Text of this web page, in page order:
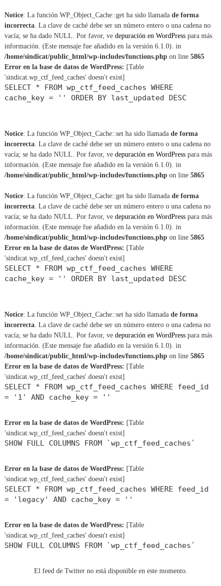
a
r
:
Notice: La función WP_Object_Cache::get ha sido llamada de forma
incorrecta. La clave de caché debe ser un número entero o una cadena no
vacía; se ha dado NULL. Por favor, ve depuración en WordPresspara más
información. (Este mensaje fue añadido en la versión 6.1.0). in
/home/sindicat/public_html/wp-includes/functions.phpon line 5865
Error en la base de datos de WordPress: [Table
'sindicat.wp_ctf_feed_caches' doesn't exist]
SELECT * FROM wp_ctf_feed_caches WHERE
cache_key = '' ORDER BY last_updated DESC
Notice: La función WP_Object_Cache::set ha sido llamada de forma
incorrecta. La clave de caché debe ser un número entero o una cadena no
vacía; se ha dado NULL. Por favor, ve depuración en WordPresspara más
información. (Este mensaje fue añadido en la versión 6.1.0). in
/home/sindicat/public_html/wp-includes/functions.phpon line 5865
Notice: La función WP_Object_Cache::get ha sido llamada de forma
incorrecta. La clave de caché debe ser un número entero o una cadena no
vacía; se ha dado NULL. Por favor, ve depuración en WordPresspara más
información. (Este mensaje fue añadido en la versión 6.1.0). in
/home/sindicat/public_html/wp-includes/functions.phpon line 5865
Error en la base de datos de WordPress: [Table
'sindicat.wp_ctf_feed_caches' doesn't exist]
SELECT * FROM wp_ctf_feed_caches WHERE
cache_key = '' ORDER BY last_updated DESC
Notice: La función WP_Object_Cache::set ha sido llamada de forma
incorrecta. La clave de caché debe ser un número entero o una cadena no
vacía; se ha dado NULL. Por favor, ve depuración en WordPresspara más
información. (Este mensaje fue añadido en la versión 6.1.0). in
/home/sindicat/public_html/wp-includes/functions.phpon line 5865
Error en la base de datos de WordPress: [Table
'sindicat.wp_ctf_feed_caches' doesn't exist]
SELECT * FROM wp_ctf_feed_caches WHERE feed_id
= '1' AND cache_key = ''
Error en la base de datos de WordPress: [Table
'sindicat.wp_ctf_feed_caches' doesn't exist]
SHOW FULL COLUMNS FROM `wp_ctf_feed_caches`
Error en la base de datos de WordPress: [Table
'sindicat.wp_ctf_feed_caches' doesn't exist]
SELECT * FROM wp_ctf_feed_caches WHERE feed_id
= 'legacy' AND cache_key = ''
Error en la base de datos de WordPress: [Table
'sindicat.wp_ctf_feed_caches' doesn't exist]
SHOW FULL COLUMNS FROM `wp_ctf_feed_caches`
El feed de Twitter no está disponible en este momento.